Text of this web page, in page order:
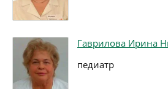
Гаврилова Ирина
педиатр